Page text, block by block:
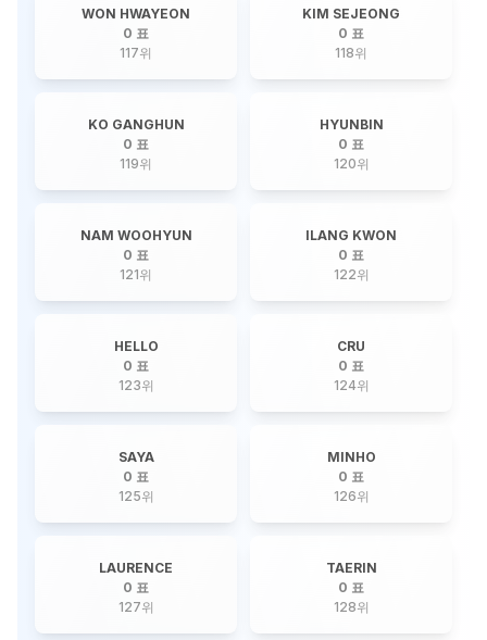
WON HWAYEON
0 표
117위
KIM SEJEONG
0 표
118위
KO GANGHUN
0 표
119위
HYUNBIN
0 표
120위
NAM WOOHYUN
0 표
121위
ILANG KWON
0 표
122위
HELLO
0 표
123위
CRU
0 표
124위
SAYA
0 표
125위
MINHO
0 표
126위
LAURENCE
0 표
127위
TAERIN
0 표
128위